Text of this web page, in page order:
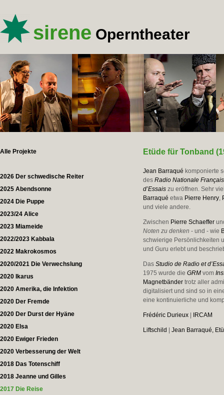
sirene Operntheater
Alle Projekte
2026 Der schwedische Reiter
2025 Abendsonne
2024 Die Puppe
2023/24 Alice
2023 Miameide
2022/2023 Kabbala
2022 Makrokosmos
2020/2021 Die Verwechslung
2020 Ikarus
2020 Amerika, die Infektion
2020 Der Fremde
2020 Der Durst der Hyäne
2020 Elsa
2020 Ewiger Frieden
2020 Verbesserung der Welt
2018 Das Totenschiff
2018 Jeanne und Gilles
2017 Die Reise
Etüde für Tonband
Jean Barraqué komponierte
desRadio Nationale
d’Essais zu eröffnen. Sehr
Barraqué etwa Pierre Henry,
und viele andere.
Zwischen Pierre Schaeffer
Noten zu denken - und - wie
schwierige Persönlichkeiten
und Guru erlebt und
DasStudio de Radio et
1975 wurde dieGRM vom
Magnetbänder trotz aller
digitalisiert und sind so in
eine kontinuierliche und
Frédéric Durieux IRCAM
Liftschild |Jean Barraqué,